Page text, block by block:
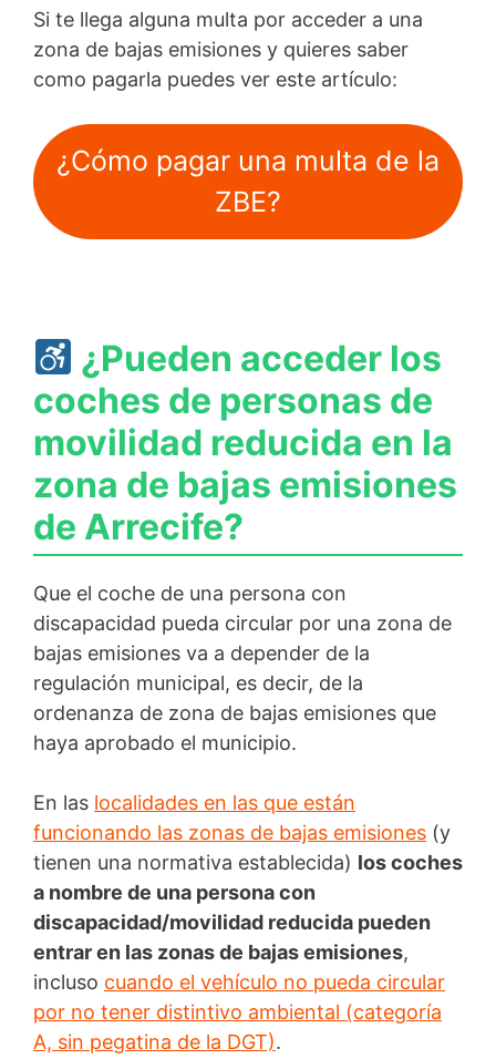
Si te llega alguna multa por acceder a una
zona de bajas emisiones y quieres saber
como pagarla puedes ver este artículo:
¿Cómo pagar una multa de la
ZBE?
¿Pueden acceder los
coches de personas de
movilidad reducida en la
zona de bajas emisiones
de Arrecife?
Que el coche de una persona con
discapacidad pueda circular por una zona de
bajas emisiones va a depender de la
regulación municipal, es decir, de la
ordenanza de zona de bajas emisiones que
haya aprobado el municipio.
En las localidades en las que están
funcionando las zonas de bajas emisiones (y
tienen una normativa establecida) los coches
a nombre de una persona con
discapacidad/movilidad reducida pueden
entrar en las zonas de bajas emisiones,
incluso cuando el vehículo no pueda circular
por no tener distintivo ambiental (categoría
A, sin pegatina de la DGT).